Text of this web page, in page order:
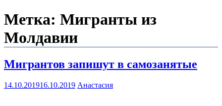
Метка: Мигранты из
Молдавии
Мигрантов запишут в самозанятые
14.10.201916.10.2019 Анастасия